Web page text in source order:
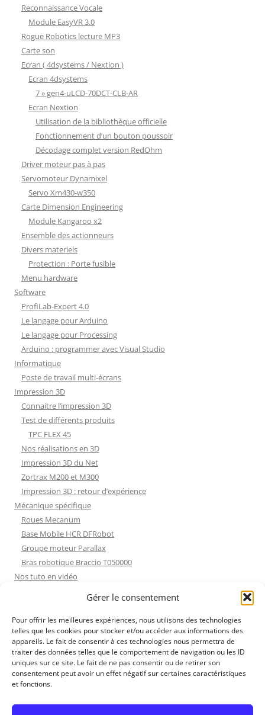
Gérer le consentement
Pour offrir les meilleures expériences, nous utilisons des technologies
telles que les cookies pour stocker et/ou accéder aux informations des
appareils. Le fait de consentir à ces technologies nous permettra de
traiter des données telles que le comportement de navigation ou les ID
uniques sur ce site. Le fait de ne pas consentir ou de retirer son
consentement peut avoir un effet négatif sur certaines caractéristiques
et fonctions.
Reconnaissance Vocale
Module EasyVR 3.0
Rogue Robotics lecture MP3
Carte son
Ecran ( 4dsystems / Nextion )
Ecran 4dsystems
7 » gen4-uLCD-70DCT-CLB-AR
Ecran Nextion
Utilisation de la bibliothèque officielle
Fonctionnement d’un bouton poussoir
Décodage complet version RedOhm
Driver moteur pas à pas
Servomoteur Dynamixel
Servo Xm430-w350
Carte Dimension Engineering
Module Kangaroo x2
Ensemble des actionneurs
Divers materiels
Protection : Porte fusible
Menu hardware
Software
ProfiLab-Expert 4.0
Le langage pour Arduino
Le langage pour Processing
Arduino : programmer avec Visual Studio
Informatique
Poste de travail multi-écrans
Impression 3D
Connaitre l’impression 3D
Test de différents produits
TPC FLEX 45
Nos réalisations en 3D
Impression 3D du Net
Zortrax M200 et M300
Impression 3D : retour d’expérience
Mécanique spécifique
Roues Mecanum
Base Mobile HCR DFRobot
Groupe moteur Parallax
Bras robotique Braccio T050000
Nos tuto en vidéo
Les Moteurs Pas à Pas
Projets Processing
Amélioration de l’habitat
Tir sportif
Fichiers dessin
Contact et mentions légales